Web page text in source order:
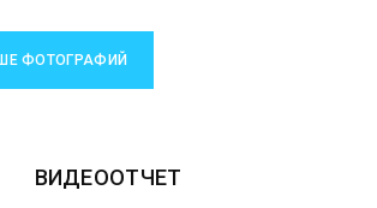
ФОТОГРАФИЙ
ВИДЕООТЧЕТ